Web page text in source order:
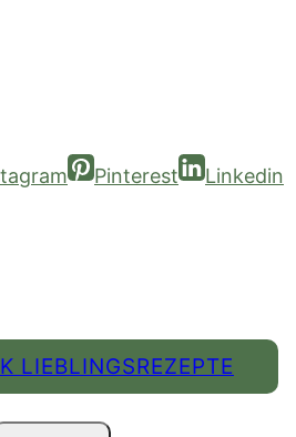
Pinterest Linkedin
LIEBLINGSREZEPTE